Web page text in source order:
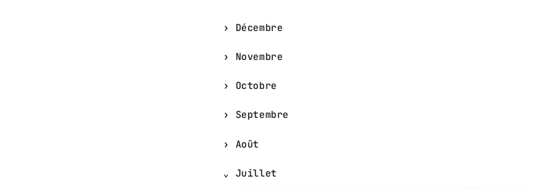
Décembre
Novembre
Octobre
Septembre
Août
Juillet